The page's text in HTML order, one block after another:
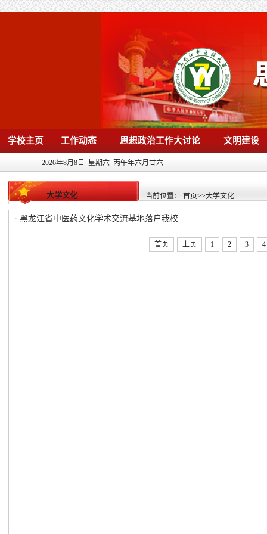
学校主页 | 工作动态 | 思想政治工作大讨论 | 文明建设
2026年8月8日 星期六 丙午年六月廿六
大学文化 当前位置： 首页>>大学文化
· 黑龙江省中医药文化学术交流基地落户我校
首页 上页 1 2 3 4